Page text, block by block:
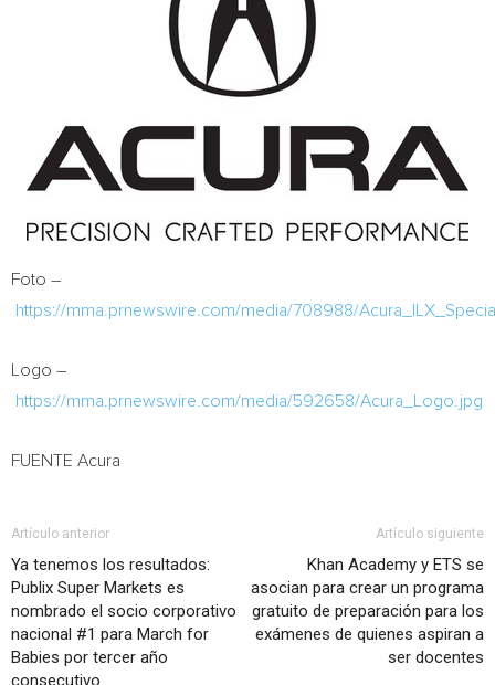
Foto –
https://mma.prnewswire.com/media/708988/
Logo –
https://mma.prnewswire.com/media/592658/Acura_Logo.jpg
FUENTE Acura
Artículo anterior
Ya tenemos los resultados:
Publix Super Markets es
nombrado el socio corporativo
nacional #1 para March for
Babies por tercer año
consecutivo
Artículo siguiente
Khan Academy y ETS se
asocian para crear un programa
gratuito de preparación para los
exámenes de quienes aspiran a
ser docentes